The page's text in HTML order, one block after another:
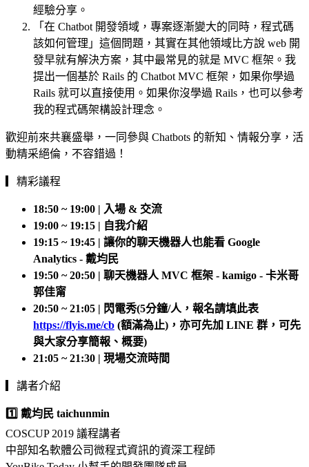
經驗分享。
「在 Chatbot 開發領域，專案逐漸變大的同時，程式碼
該如何管理」這個問題，其實在其他領域比方說 web 開
發早就有解決方案，其中最常見的就是 MVC 框架。我
提出一個基於 Rails 的 Chatbot MVC 框架，如果你學過
Rails 就可以直接使用。如果你沒學過 Rails，也可以參考
我的程式碼架構設計理念。
歡迎前來共襄盛舉，一同參與 Chatbots 的新知、情報分享，活
動精采絕倫，不容錯過！
▎精彩議程
18:50 ~ 19:00 | 入場 & 交流
19:00 ~ 19:15 | 自我介紹
19:15 ~ 19:45 | 讓你的聊天機器人也能看 Google
Analytics - 戴均民
19:50 ~ 20:50 | 聊天機器人 MVC 框架 - kamigo - 卡米哥
郭佳甯
20:50 ~ 21:05 | 閃電秀(5分鐘/人，報名請填此表
https://flyis.me/cb (額滿為止)，亦可先加 LINE 群，可先
與大家分享簡報、概要)
21:05 ~ 21:30 | 現場交流時間
▎講者介紹
1️⃣ 戴均民 taichunmin
COSCUP 2019 議程講者
中部知名軟體公司微程式資訊的資深工程師